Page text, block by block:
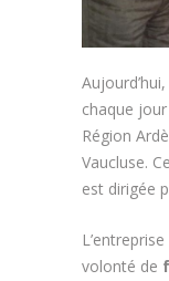
chaque
Région
Vaucluse.
est dirigée
volonté de